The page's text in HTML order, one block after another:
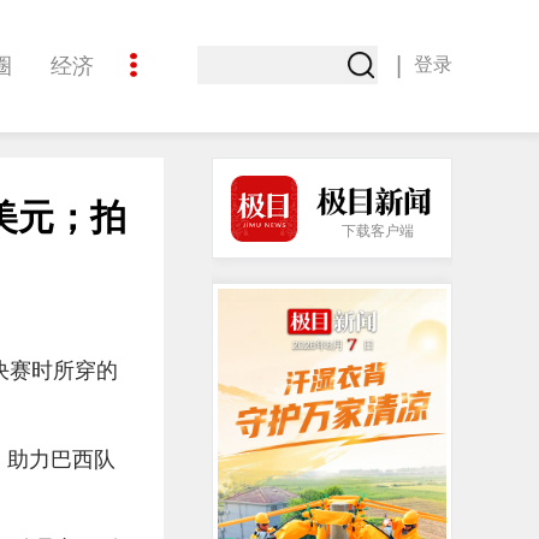
经济 登录
元；拍
赛时所穿的
力巴西队
下载客户端